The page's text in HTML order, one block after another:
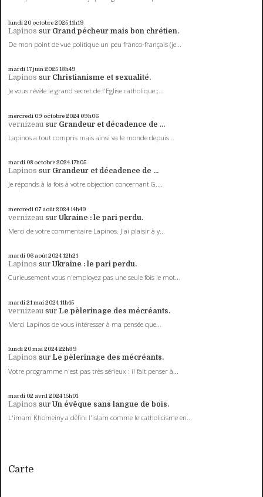
lundi 20 octobre 202511h19
Lapinos sur Grand pécheur mais bon chrétien.
De mon point de vue politique un peu franco-français (je...
mardi 17juin 202513h49
Lapinos sur Christianisme et sexualité.
Je vous révèle le grand secret de l'Eglise catholique ;...
mercredi 09 octobre 2024 09h06
vernizeau sur Grandeur et décadence de ...
Lapinos a tout compris mais ainsi va le monde depuis...
mardi 08 octobre 202417h05
Lapinos sur Grandeur et décadence de ...
Je réponds à la fois à votre objection concernant G....
mercredi 07 août 202414h49
vernizeau surUkraine : le pari perdu.
Merci de votre commentaire Lapinos. J'ai plaisir à y...
mardi 06 août 202412h21
Lapinos surUkraine : le pari perdu.
Curieusement vous n'employez pas une seule fois le mot...
mardi 21 mai 202411h45
vernizeau sur Le pèlerinage des mécréants.
Merci Lapinos de vous intéresser à ma pensée que...
lundi 20mai 202422h39
Lapinos sur Le pèlerinage des mécréants.
Votre programme n'est pas très sérieux : il fait penser à...
mardi 02 avril 202415h01
Lapinos surUn évêque sans langue de bois.
L'imam Khomeiny a défini l'islam comme le catholicisme en...
Carte